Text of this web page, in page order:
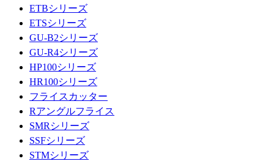
ETBシリーズ
ETSシリーズ
GU-B2シリーズ
GU-R4シリーズ
HP100シリーズ
HR100シリーズ
フライスカッター
Rアングルフライス
SMRシリーズ
SSFシリーズ
STMシリーズ